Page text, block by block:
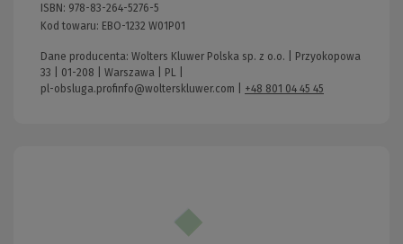
ISBN: 978-83-264-5276-5
Kod towaru: EBO-1232 W01P01
Dane producenta: Wolters Kluwer Polska sp. z o.o. | Przyokopowa
33 | 01-208 | Warszawa | PL |
pl-obsluga.profinfo@wolterskluwer.com
+48 801 04 45 45